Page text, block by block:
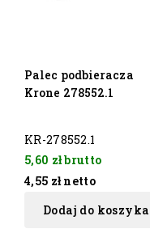
Palec podbieracza
Krone 278552.1
KR-278552.1
5,60 złbrutto
4,55 zł netto
Dodaj do koszyka